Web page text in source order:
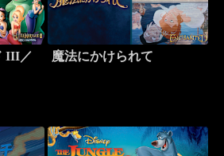
III／
魔法にかけられて